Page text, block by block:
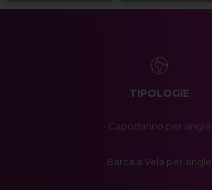
TIPOLOGIE
Capodanno per single
Barca a Vela per single